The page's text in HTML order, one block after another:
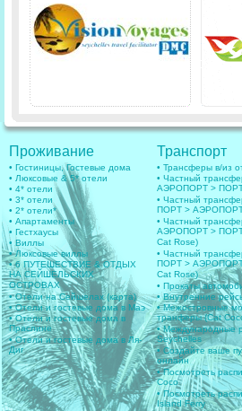
Проживание
• Гостиницы, Гостевые дома
• Люксовые & 5* отели
• 4* отели
• 3* отели
• 2* отели*
• Апартаменты
• Гестхаусы
• Виллы
• Люксовые виллы
• 6 ПУТЕШЕСТВИЕ & ОТДЫХ
НА СЕЙШЕЛЬСКИХ
ОСТРОВАХ
• Отели на Сейшелах (карта)
• Отели и гостевые дома в Маэ
• Отели и гостевые дома в
Праслине
• Отели и гостевые дома в Ля-
Диг
Транспорт
• Трансферы в/из
• Частный
АЭРОПОРТ > ПОРТ
• Частный
ПОРТ > АЭРОПОРТ
• Частный
АЭРОПОРТ > ПОРТ
Cat Rose)
• Частный
ПОРТ > АЭРОПОРТ
Cat Rose)
• Прокаты
• Внутренние
• Межостровные
транферы (Cat
• Международные
Seychelles
• Создайте ваше
онлайн
• Посмотреть
Coco
• Посмотреть
Island Ferry